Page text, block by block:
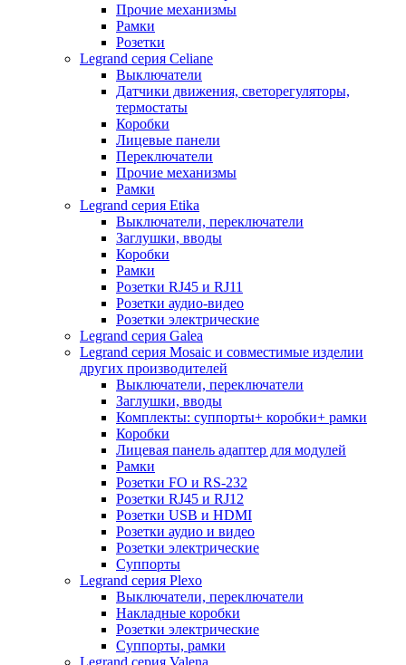
Прочие механизмы
Рамки
Розетки
Legrand серия Celiane
Выключатели
Датчики движения, светорегуляторы,
термостаты
Коробки
Лицевые панели
Переключатели
Прочие механизмы
Рамки
Legrand серия Etika
Выключатели, переключатели
Заглушки, вводы
Коробки
Рамки
Розетки RJ45 и RJ11
Розетки аудио-видео
Розетки электрические
Legrand серия Galea
Legrand серия Mosaic и совместимые изделии
других производителей
Выключатели, переключатели
Заглушки, вводы
Комплекты: суппорты+ коробки+ рамки
Коробки
Лицевая панель адаптер для модулей
Рамки
Розетки FO и RS-232
Розетки RJ45 и RJ12
Розетки USB и HDMI
Розетки аудио и видео
Розетки электрические
Суппорты
Legrand серия Plexo
Выключатели, переключатели
Накладные коробки
Розетки электрические
Суппорты, рамки
Legrand серия Valena